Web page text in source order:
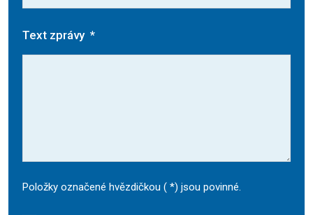
Text zprávy *
Položky označené hvězdičkou ( *) jsou povinné.